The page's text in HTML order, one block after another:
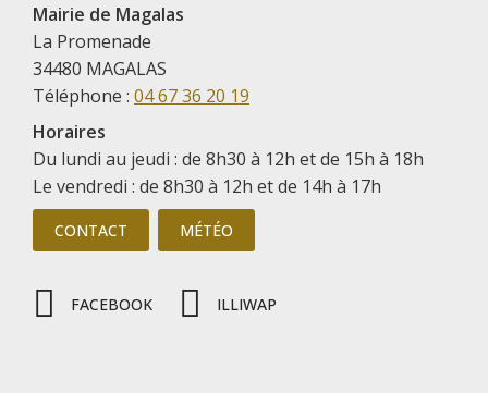
Mairie de Magalas
La Promenade
34480 MAGALAS
Téléphone : 04 67 36 20 19
Horaires
Du lundi au jeudi : de 8h30 à 12h et de 15h à 18h
Le vendredi : de 8h30 à 12h et de 14h à 17h
CONTACT MÉTÉO
FACEBOOK ILLIWAP